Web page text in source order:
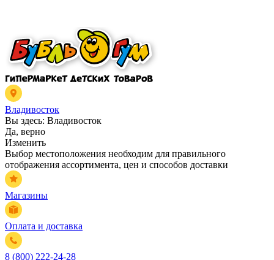
Владивосток
Вы здесь: Владивосток
Да, верно
Изменить
Выбор местоположения необходим для правильного
отображения ассортимента, цен и способов доставки
Магазины
Оплата и доставка
8 (800) 222-24-28